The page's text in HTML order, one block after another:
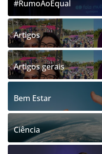
#RumoAoEqual
Artigos
Artigos gerais
Bem Estar
Ciência